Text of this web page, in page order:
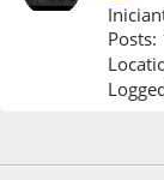
Posts: